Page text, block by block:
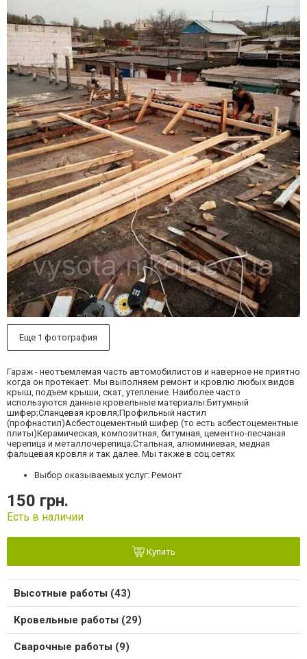
Еще 1 фотография
Гараж - неотъемлемая часть автомобилистов и наверное не приятно
когда он протекает. Мы выполняем ремонт и кровлю любых видов
крыш, подъем крыши, скат, утепление. Наиболее часто
используются данные кровельные материалы:Битумный
шифер;Сланцевая кровля;Профильный настил
(профнастил)Асбестоцементный шифер (то есть асбестоцементные
плиты)Керамическая, композитная, битумная, цементно-песчаная
черепица и металлочерепица;Стальная, алюминиевая, медная
фальцевая кровля и так далее. Мы также в соц.сетях
Выбор оказываемых услуг: Ремонт
150 грн.
Есть в наличии
Купить
Высотные работы (43)
Кровельные работы (29)
Сварочные работы (9)